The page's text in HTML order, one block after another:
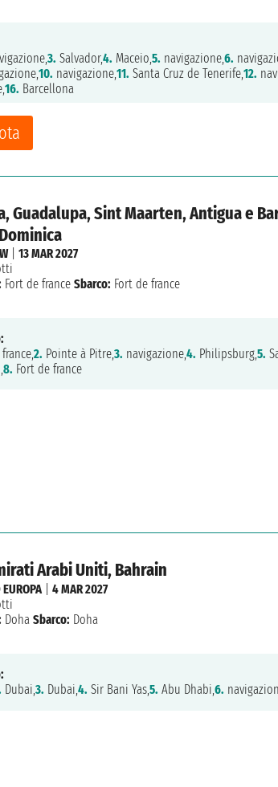
3. Salvador,4. Maceio,5. navigazione,6.
10. navigazione,11. Santa Cruz de Tenerife,12.
16. Barcellona
Guadalupa, Sint Maarten, Antigua e
| 13 MAR 2027
Fort de france Sbarco: Fort de france
2. Pointe à Pitre,3. navigazione,4. Philipsburg,5.
8. Fort de france
Arabi Uniti, Bahrain
| 4 MAR 2027
Doha Sbarco: Doha
Dubai,3. Dubai,4. Sir Bani Yas,5. Abu Dhabi,6.